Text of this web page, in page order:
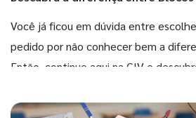
Você já ficou em dúvida entre
pedido por não conhecer bem a
Então, continue aqui na GIV e